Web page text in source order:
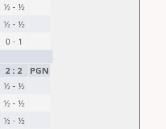
½ - ½
½ - ½
0 - 1
2 : 2
PGN
½ - ½
½ - ½
½ - ½